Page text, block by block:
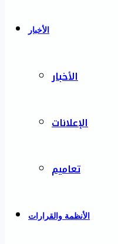
الأخبار
الأخبار
الإعلانات
تعاميم
الأنظمة والقرارات